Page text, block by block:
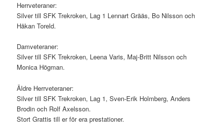
Herrveteraner:
Silver till SFK Trekroken, Lag 1 Lennart Grääs, Bo Nilsson och
Håkan Toreld.
Damveteraner:
Silver till SFK Trekroken, Leena Varis, Maj-Britt Nilsson och
Monica Högman.
Äldre Herrveteraner:
Silver till SFK Trekroken, Lag 1, Sven-Erik Holmberg, Anders
Brodin och Rolf Axelsson.
Stort Grattis till er för era prestationer.